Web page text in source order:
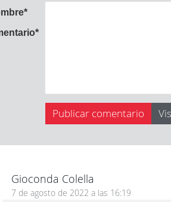
*
*
Gioconda Colella
7 de agosto de 2022 a las 16:19